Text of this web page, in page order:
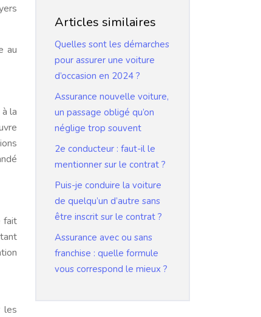
au
la
fait
les
Articles similaires
Quelles sont les démarches
pour assurer une voiture
d’occasion en 2024 ?
Assurance nouvelle voiture,
un passage obligé qu’on
néglige trop souvent
2e conducteur : faut-il le
mentionner sur le contrat ?
Puis-je conduire la voiture
de quelqu’un d’autre sans
être inscrit sur le contrat ?
Assurance avec ou sans
franchise : quelle formule
vous correspond le mieux ?